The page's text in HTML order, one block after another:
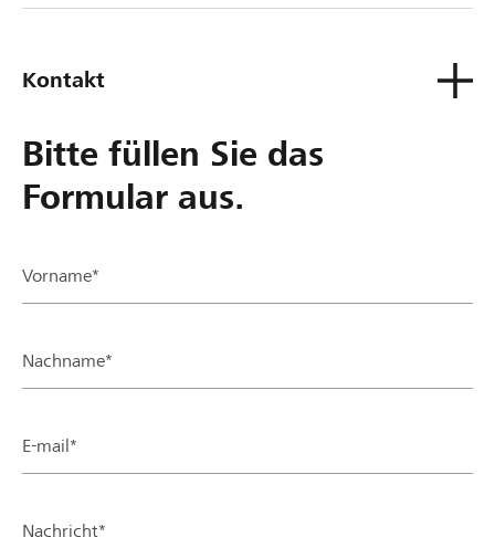
Kontakt
Bitte füllen Sie das
Formular aus.
Vorname*
Nachname*
E-mail*
Nachricht*